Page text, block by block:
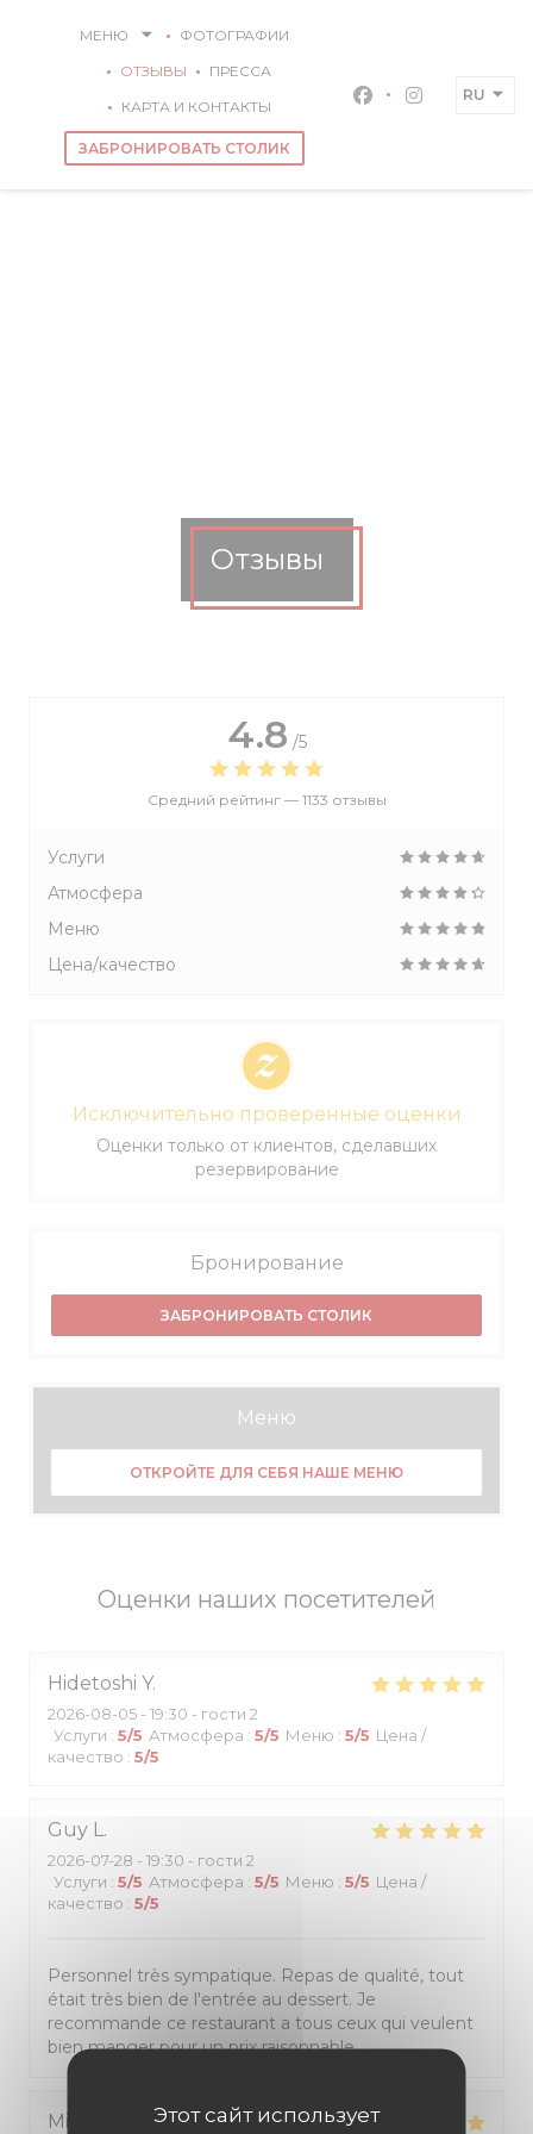
Этот сайт использует
МЕНЮ
ФОТОГРАФИИ
ОТЗЫВЫ
ПРЕССА
КАРТА И КОНТАКТЫ
ЗАБРОНИРОВАТЬ СТОЛИК
FacebookInstagram
RU
Отзывы
Оценки наших посетителей
Hidetoshi Y
2026-08-05 - 19:30 - гости 2
Услуги : 5/5 Атмосфера : 5/5 Меню : 5/5 Цена /
качество : 5/5
Guy L
2026-07-28 - 19:30 - гости 2
Услуги : 5/5 Атмосфера : 5/5 Меню : 5/5 Цена /
качество : 5/5
Personnel très sympatique. Repas de qualité, tout
était très bien de l'entrée au dessert. Je
recommande ce restaurant a tous ceux qui veulent
bien manger pour un prix raisonnable.
Michèle
4.8 /5
Средний рейтинг — 1133 отзывы
Услуги
Атмосфера
Меню
Цена/качество
Исключительно проверенные оценки
Оценки только от клиентов, сделавших
резервирование
Бронирование
ЗАБРОНИРОВАТЬ СТОЛИК
Меню
ОТКРОЙТЕ ДЛЯ СЕБЯ НАШЕ МЕНЮ